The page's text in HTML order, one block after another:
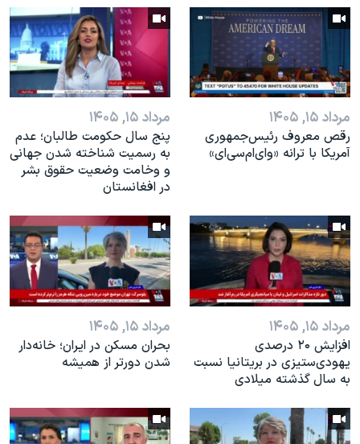
نرگس محمدی برنده جایزه نوبل صلح
همایش محافظه‌کاران آمریکا «سی‌پک»
صفحه‌های ویژه
سفر پرزیدنت ترامپ به چینمرداد ۱۵, ۱۴۰۵
رقص معروف رئیس‌جمهوری
آمریکا با ترانه «وای‌ام‌سی‌ای»
مرداد ۱۵, ۱۴۰۵
پنج سال حکومت طالبان؛ عدم
به رسمیت شناخته شدن جهانی
و وخامت وضعیت حقوق بشر
در افغانستان
مرداد ۱۵, ۱۴۰۵
افزایش ۲۰ درصدی
یهودی‌ستیزی در بریتانیا نسبت
به سال گذشته میلادی
مرداد ۱۵, ۱۴۰۵
بحران مسکن در ایران؛ خانه‌دار
شدن دورتر از همیشه